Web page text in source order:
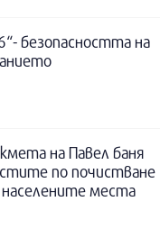
безопасността на
на Павел баня
по почистване
населените места